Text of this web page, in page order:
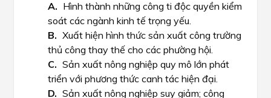
Hình thành những công ti độc quyền kiểm
soát các ngành kinh tế trọng yếu.
Xuất hiện hình thức sản xuất công trường
thủ công thay thế cho các phường hội.
Sản xuất nông nghiệp quy mô lớn phát
triển với phương thức canh tác hiện đại.
Sản xuất nông nghiệp suy giảm; công